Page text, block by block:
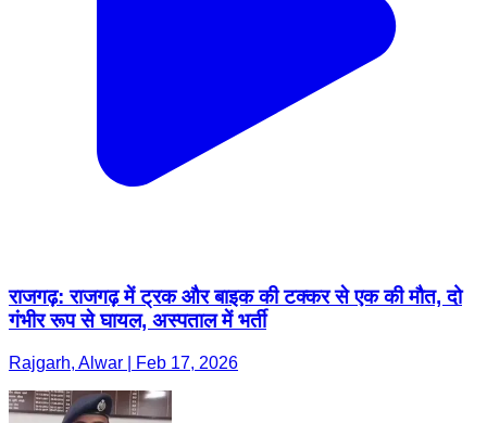
राजगढ़: राजगढ़ में ट्रक और बाइक की टक्कर से एक की मौत, दो
गंभीर रूप से घायल, अस्पताल में भर्ती
Rajgarh, Alwar | Feb 17, 2026